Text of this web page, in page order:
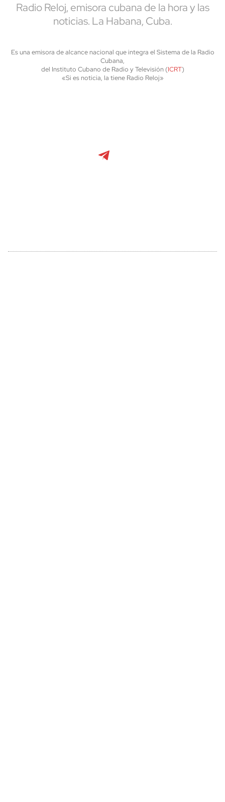
Radio Reloj, emisora cubana de la hora y las
noticias. La Habana, Cuba.
Es una emisora de alcance nacional que integra el Sistema de la Radio
Cubana,
del Instituto Cubano de Radio y Televisión (ICRT)
«Si es noticia, la tiene Radio Reloj»